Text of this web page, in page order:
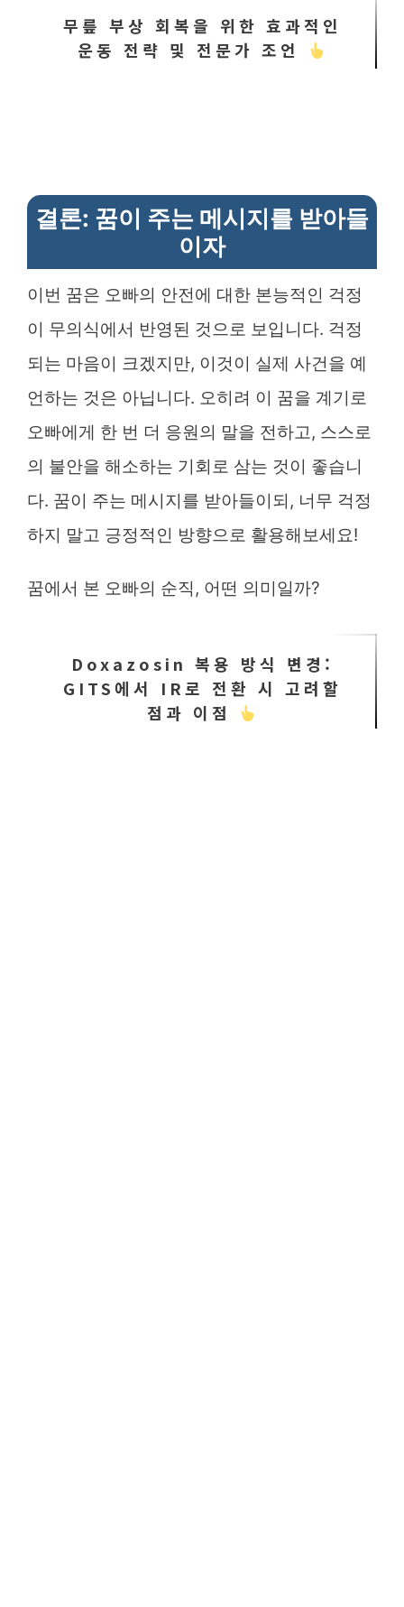
무릎 부상 회복을 위한 효과적인
운동 전략 및 전문가 조언
결론: 꿈이 주는 메시지를 받아들
이자
이번 꿈은 오빠의 안전에 대한 본능적인 걱정
이 무의식에서 반영된 것으로 보입니다. 걱정
되는 마음이 크겠지만, 이것이 실제 사건을 예
언하는 것은 아닙니다. 오히려 이 꿈을 계기로
오빠에게 한 번 더 응원의 말을 전하고, 스스로
의 불안을 해소하는 기회로 삼는 것이 좋습니
다. 꿈이 주는 메시지를 받아들이되, 너무 걱정
하지 말고 긍정적인 방향으로 활용해보세요!
꿈에서 본 오빠의 순직, 어떤 의미일까?
Doxazosin 복용 방식 변경:
GITS에서 IR로 전환 시 고려할
점과 이점